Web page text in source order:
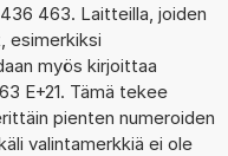
463. Laitteilla, joiden
esimerkiksi
myös kirjoittaa
E+21. Tämä tekee
pienten numeroiden
valintamerkkiä ei ole